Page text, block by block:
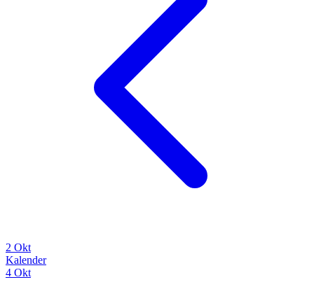
2 Okt
Kalender
4 Okt